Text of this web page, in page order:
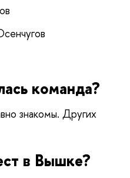
команда?
знакомы. Других
в Вышке?